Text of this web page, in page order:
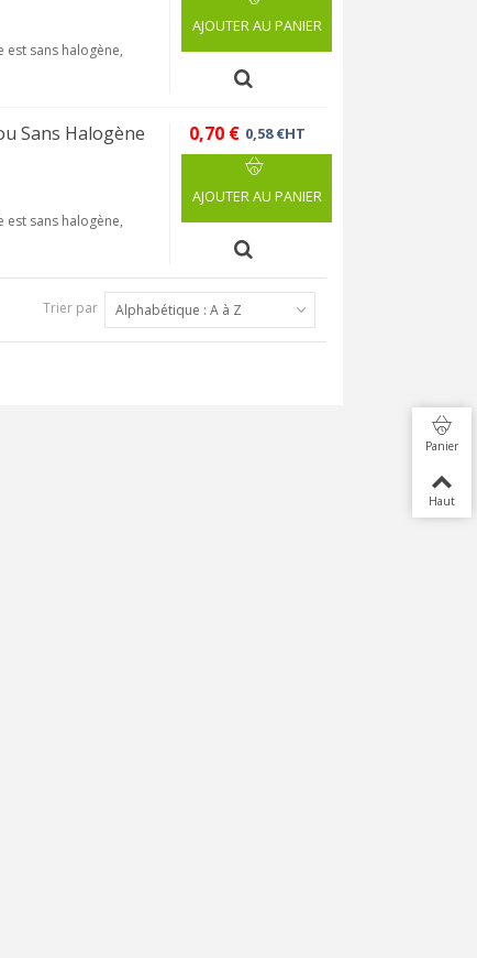
est sans halogène,
AJOUTER AU PANIER
Sans Halogène
est sans halogène,
0,70 € 0,58 €HT
AJOUTER AU PANIER
Trier par Alphabétique : A à Z
Panier
Haut